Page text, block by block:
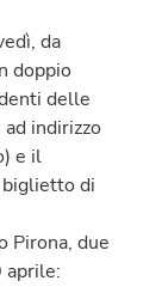
da
doppio
delle
indirizzo
e il
di
Pirona, due
aprile: